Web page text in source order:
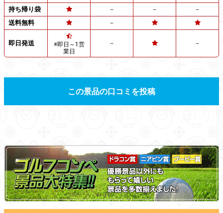
持ち帰り袋 － －
－
送料無料
－
即日発送
※即日～1営
業日
－ －
この景品の口コミを投稿